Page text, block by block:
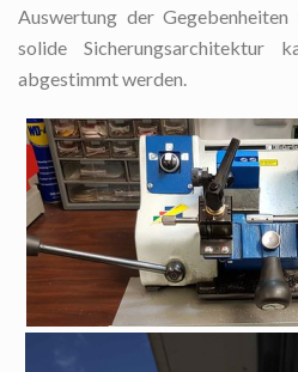
Auswertung der
solide Sicherungsarchitektur
abgestimmt werden.